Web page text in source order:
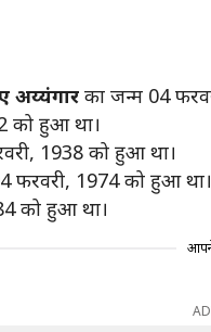
अय्यंगार का जन्म 04
को हुआ था।
1938 को हुआ था।
फरवरी, 1974 को हुआ था।
को हुआ था।